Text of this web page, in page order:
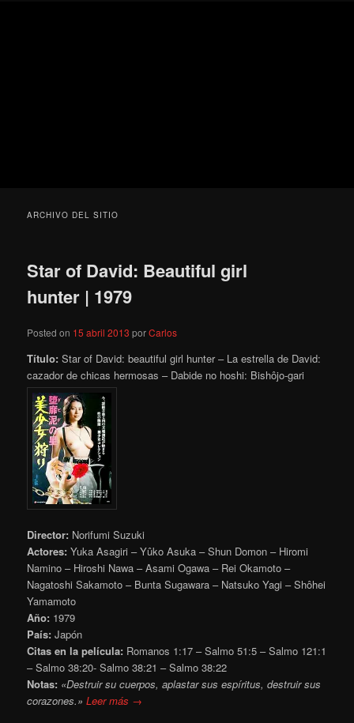
ARCHIVO DEL SITIO
Star of David: Beautiful girl
hunter | 1979
Posted on 15 abril 2013 porCarlos
Título: Star of David: beautiful girl hunter – La estrella de David:
cazador de chicas hermosas – Dabide no hoshi: Bishôjo-gari
Director: Norifumi Suzuki
Actores: Yuka Asagiri – Yûko Asuka – Shun Domon – Hiromi
Namino – Hiroshi Nawa – Asami Ogawa – Rei Okamoto –
Nagatoshi Sakamoto – Bunta Sugawara – Natsuko Yagi – Shôhei
Yamamoto
Año: 1979
País: Japón
Citas en la película: Romanos 1:17 – Salmo 51:5 – Salmo 121:1
– Salmo 38:20- Salmo 38:21 – Salmo 38:22
Notas: «Destruir su cuerpos, aplastar sus espíritus, destruir sus
corazones.»Leer más →